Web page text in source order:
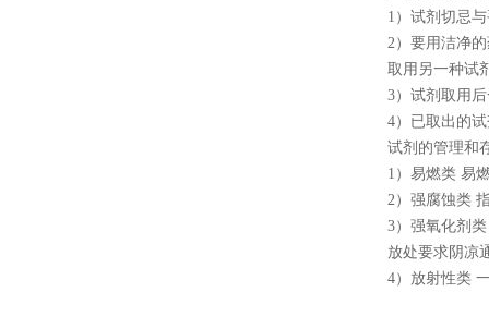
1）试剂切忌
2）要用洁净
取用另一种试
3）试剂取用
4）已取出的
试剂的管理和
1）易燃类 易
2）强腐蚀类
3）强氧化剂
放处要求阴凉
4）放射性类